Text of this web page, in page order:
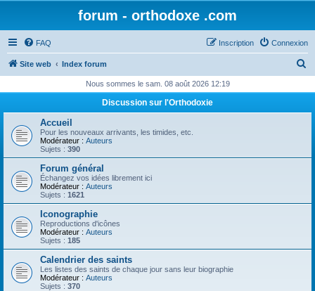
forum - orthodoxe .com
FAQ Connexion
Inscription
Site web Index forum
h
Nous sommes le sam. 08 août 2026 12:19
Discussion sur l'Orthodoxie
Accueil
Pour les nouveaux arrivants, les timides, etc.
Modérateur : Auteurs
Sujets : 390
Forum général
Échangez vos idées librement ici
Modérateur : Auteurs
Sujets : 1621
Iconographie
Reproductions d'icônes
Modérateur : Auteurs
Sujets : 185
Calendrier des saints
Les listes des saints de chaque jour sans leur biographie
Modérateur : Auteurs
Sujets : 370